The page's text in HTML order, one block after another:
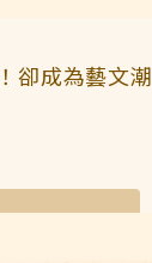
卻成為藝文潮